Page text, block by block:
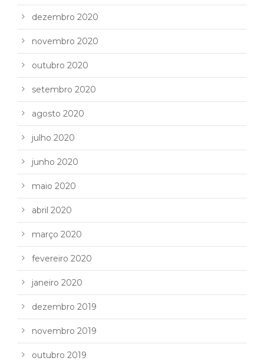
dezembro 2020
novembro 2020
outubro 2020
setembro 2020
agosto 2020
julho 2020
junho 2020
maio 2020
abril 2020
março 2020
fevereiro 2020
janeiro 2020
dezembro 2019
novembro 2019
outubro 2019